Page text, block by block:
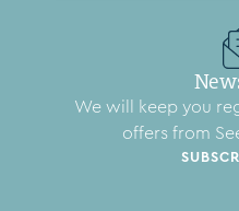
We will keep you
offers from